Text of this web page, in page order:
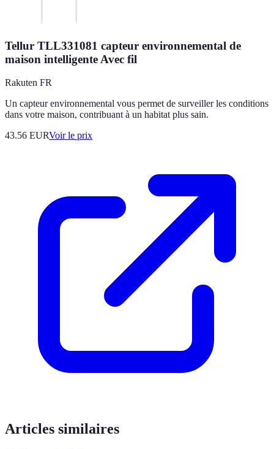
Tellur TLL331081 capteur environnemental de
maison intelligente Avec fil
Rakuten FR
Un capteur environnemental vous permet de surveiller les conditions
dans votre maison, contribuant à un habitat plus sain.
43.56 EURVoir le prix
Articles similaires